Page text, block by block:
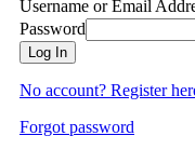
Username or Email
Password
Log In
No account? Register
Forgot password